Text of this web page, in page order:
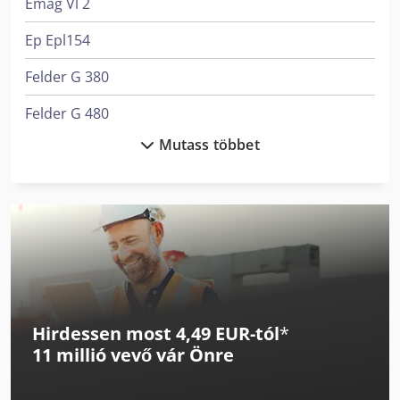
számára. Részletesebb információkért természetesen
személyesen is felveheti velünk a kapcsolatot.
Ep Epl154
Felder G 380
Felder G 480
Felder Rl 300
Knuth V-Turn 410 Pro
Linde L 12
Mutass többet
Hirdessen most 4,49 EUR-tól*
11 millió vevővár Önre